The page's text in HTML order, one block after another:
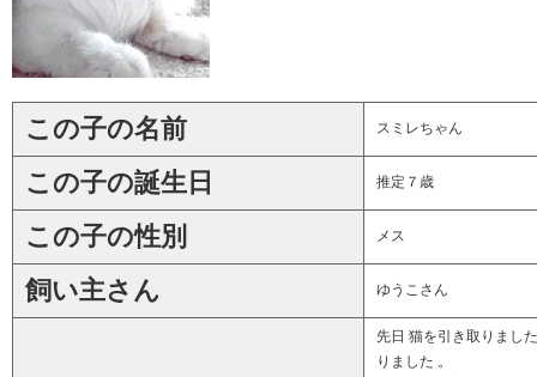
この子の名前 スミレちゃん
この子の誕生日 推定７歳
この子の性別 メス
飼い主さん ゆうこさん
先日 猫を引き取りまし
りました 。